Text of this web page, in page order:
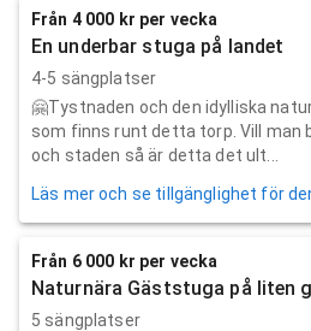
Från 4 000 kr per vecka
En underbar stuga på landet
4-5 sängplatser
🤗Tystnaden och den idylliska
som finns runt detta torp. Vill man
och staden så är detta det ult...
Läs mer och se tillgänglighet för
Från 6 000 kr per vecka
Naturnära Gäststuga på liten
5 sängplatser